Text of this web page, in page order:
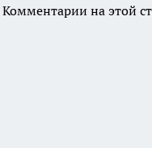
Комментарии на этой